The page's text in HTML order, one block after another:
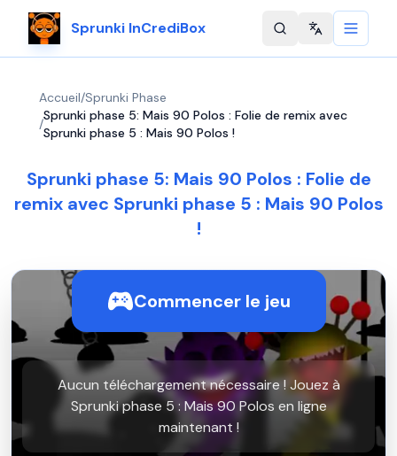
Sprunki InCrediBox Change
Accueil/Sprunki Phase
/
Sprunki phase 5: Mais 90 Polos : Folie de remix avec
Sprunki phase 5 : Mais 90 Polos !
Sprunki phase 5: Mais 90 Polos : Folie de
remix avec Sprunki phase 5 : Mais 90 Polos
!
Commencer le jeu
Aucun téléchargement nécessaire ! Jouez à
Sprunki phase 5 : Mais 90 Polos en ligne
maintenant !